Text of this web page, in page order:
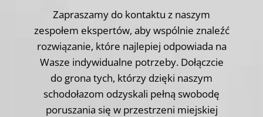
Zapraszamy do kontaktu z naszym
zespołem ekspertów, aby wspólnie znaleźć
rozwiązanie, które najlepiej odpowiada na
Wasze indywidualne potrzeby. Dołączcie
do grona tych, którzy dzięki naszym
schodołazom odzyskali pełną swobodę
poruszania się w przestrzeni miejskiej